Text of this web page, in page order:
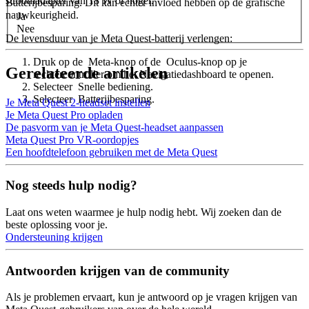
Batterijbesparing. Dit kan echter invloed hebben op de grafische
nauwkeurigheid.
De levensduur van je Meta Quest-batterij verlengen:
Druk op de Meta-knop of de Oculus-knop op je
rechtercontroller om het Navigatiedashboard te openen.
Selecteer Snelle bediening.
Selecteer Batterijbesparing.
Ja
Nee
Gerelateerde artikelen
Je Meta Quest 2-headset instellen
Je Meta Quest Pro opladen
De pasvorm van je Meta Quest-headset aanpassen
Meta Quest Pro VR-oordopjes
Een hoofdtelefoon gebruiken met de Meta Quest
Nog steeds hulp nodig?
Laat ons weten waarmee je hulp nodig hebt. Wij zoeken dan de
beste oplossing voor je.
Ondersteuning krijgen
Antwoorden krijgen van de community
Als je problemen ervaart, kun je antwoord op je vragen krijgen van